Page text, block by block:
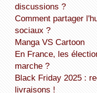
discussions ?
Comment partager l'humour sur les réseaux
sociaux ?
Manga VS Cartoon
En France, les élections municipales : comment ça
marche ?
Black Friday 2025 : records de ventes, chaos de
livraisons !